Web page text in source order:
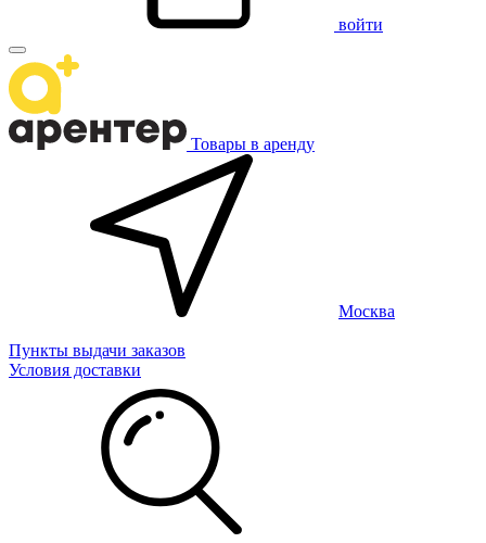
войти
Товары в аренду
Москва
Пункты выдачи заказов
Условия доставки